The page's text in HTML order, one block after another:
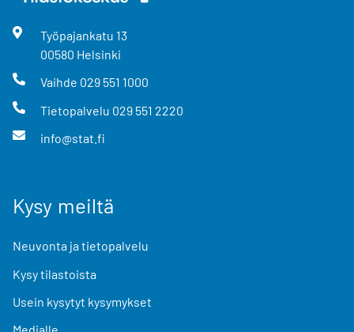
Työpajankatu 13
00580 Helsinki
Vaihde 029 551 1000
Tietopalvelu 029 551 2220
info@stat.fi
Kysy meiltä
Neuvonta ja tietopalvelu
Kysy tilastoista
Usein kysytyt kysymykset